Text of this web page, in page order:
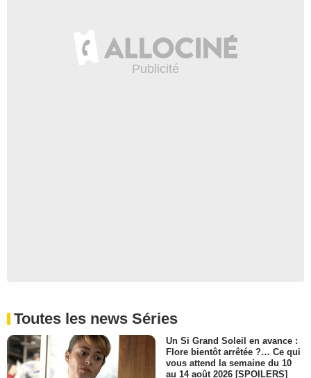
Toutes les news Séries
Un Si Grand Soleil en avance :
Flore bientôt arrêtée ?… Ce qui
vous attend la semaine du 10
au 14 août 2026 [SPOILERS]